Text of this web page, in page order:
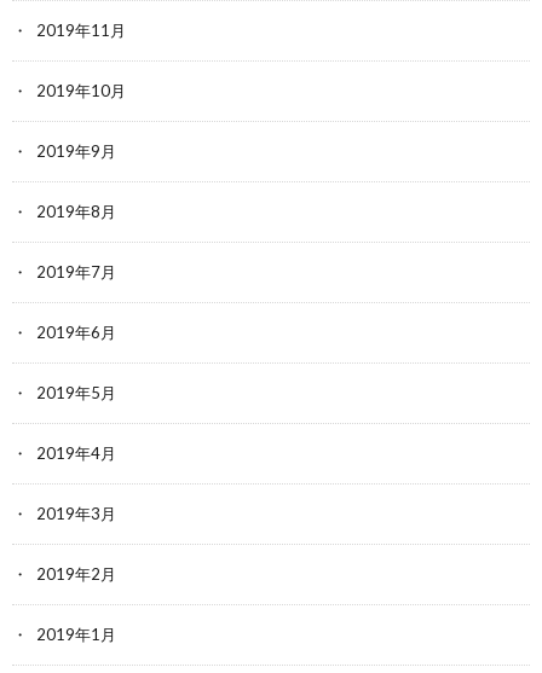
2019年11月
2019年10月
2019年9月
2019年8月
2019年7月
2019年6月
2019年5月
2019年4月
2019年3月
2019年2月
2019年1月